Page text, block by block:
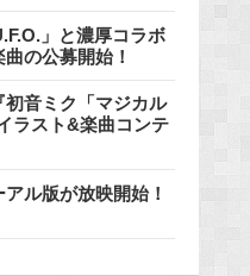
」と濃厚コラボ
の公募開始！
初音ミク「マジカル
ラスト&楽曲コンテ
ル版が放映開始！